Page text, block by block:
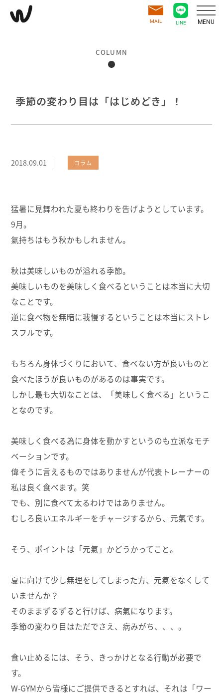
MAIL LINE MENU
季節の変わり目は「はじめどき」！
COLUMN
2018.09.01 コラム
猛暑に見舞われた夏も終わりを告げようとしています。
9月。
氣持ちはもう秋かもしれません。
秋は美味しいものが溢れる季節。
美味しいものを美味しく食べるということは本当に大切
なことです。
逆に食べ物を無暗に我慢するということは本当にストレ
スフルです。
もちろん身体づくりにおいて、食べない方が良いものと
食べたほうが良いものがあるのは事実です。
しかし最も大切なことは、「美味しく食べる」というこ
となのです。
美味しく食べる為に身体を動かすというのも立派なモチ
ベーションです。
偉そうに言えるものではありませんが代表トレーナーの
私は良く食べます。笑
でも、別に食べて太るわけではありません。
むしろ良いエネルギーをチャージするから、元氣です。
そう、ポイントは「元氣」かどうかってこと。
夏に向けて少し無理をしてしまった方、元氣をなくして
いませんか？
そのままずるずると行けば、病氣になります。
季節の変わり目はただでさえ、病みがち、、、。
食い止めるには、そう、きっかけとなる行動が必要で
す。
W-GYMから皆様にご提供できるとすれば、それは「ワー